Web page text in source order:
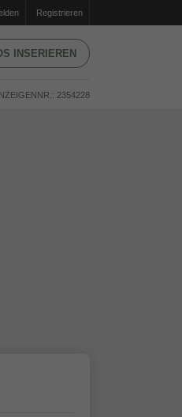
Registrieren
INSERIEREN
2354228